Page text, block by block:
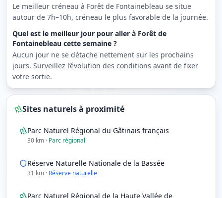
Le meilleur créneau à Forêt de Fontainebleau se situe
autour de 7h–10h, créneau le plus favorable de la journée.
Quel est le meilleur jour pour aller à Forêt de
Fontainebleau cette semaine ?
Aucun jour ne se détache nettement sur les prochains
jours. Surveillez l’évolution des conditions avant de fixer
votre sortie.
Sites naturels à proximité
Parc Naturel Régional du Gâtinais français
30 km · Parc régional
Réserve Naturelle Nationale de la Bassée
31 km · Réserve naturelle
Parc Naturel Régional de la Haute Vallée de